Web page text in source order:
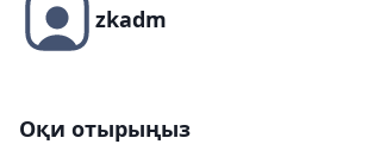
zkadm
Оқи отырыңыз